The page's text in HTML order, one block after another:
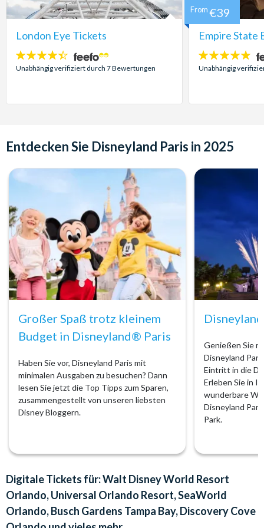
London Eye Tickets
4.4
Sterne:
Unabhängig verifiziert durch 7 Bewertungen
Empire State
4.7
Sterne:
Unabhängig
From €39
Entdecken Sie Disneyland Paris in 2025
Großer Spaß trotz kleinem
Budget in Disneyland® Paris
Haben Sie vor, Disneyland Paris mit
minimalen Ausgaben zu besuchen? Dann
lesen Sie jetzt die Top Tipps zum Sparen,
zusammengestellt von unseren liebsten
Disney Bloggern.
Genießen Sie
Disneyland
Eintritt in die
Erleben Sie in
wunderbare
Disneyland
Park.
Digitale Tickets für: Walt Disney World Resort
Orlando, Universal Orlando Resort, SeaWorld
Orlando, Busch Gardens Tampa Bay, Discovery Cove